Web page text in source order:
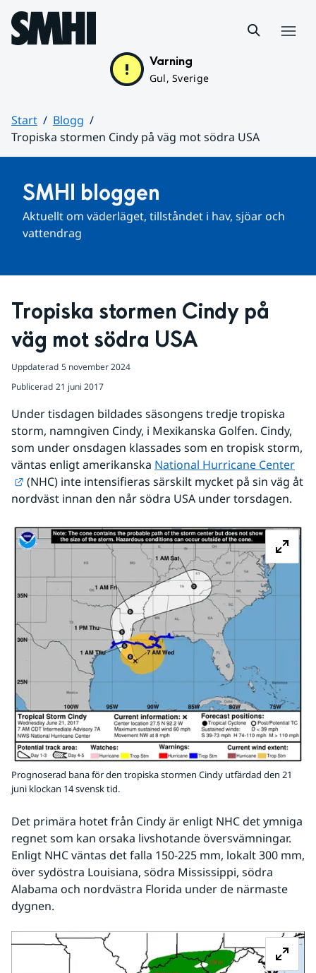
Hoppa till sidans innehåll
Varning
Gul, Sverige
Start
Blogg
Tropiska stormen Cindy på väg mot södra USA
SMHI bloggen
Aktuellt om väderläget, tillståndet i hav, sjöar och
vattendrag
Tropiska stormen Cindy på
väg mot södra USA
Uppdaterad 5 november 2024
Publicerad 21 juni 2017
Under tisdagen bildades säsongens tredje tropiska
storm, namngiven Cindy, i Mexikanska Golfen. Cindy,
som under onsdagen klassades som en tropisk storm,
väntas enligt amerikanska National Hurricane Center
Länk till annan webbplats.
(NHC) inte intensifieras särskilt mycket på sin väg åt
nordväst innan den når södra USA under torsdagen.
Prognoserad bana för den tropiska stormen Cindy utfärdad den 21
juni klockan 14 svensk tid.
Det primära hotet från Cindy är enligt NHC det ymniga
regnet som kan orsaka livshotande översvämningar.
Enligt NHC väntas det falla 150-225 mm, lokalt 300 mm,
över sydöstra Louisiana, södra Mississippi, södra
Alabama och nordvästra Florida under de närmaste
dygnen.